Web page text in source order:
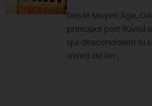
Dès le Moyen Âge,
principal port fluvial
qui descendaient la
avant de livr...